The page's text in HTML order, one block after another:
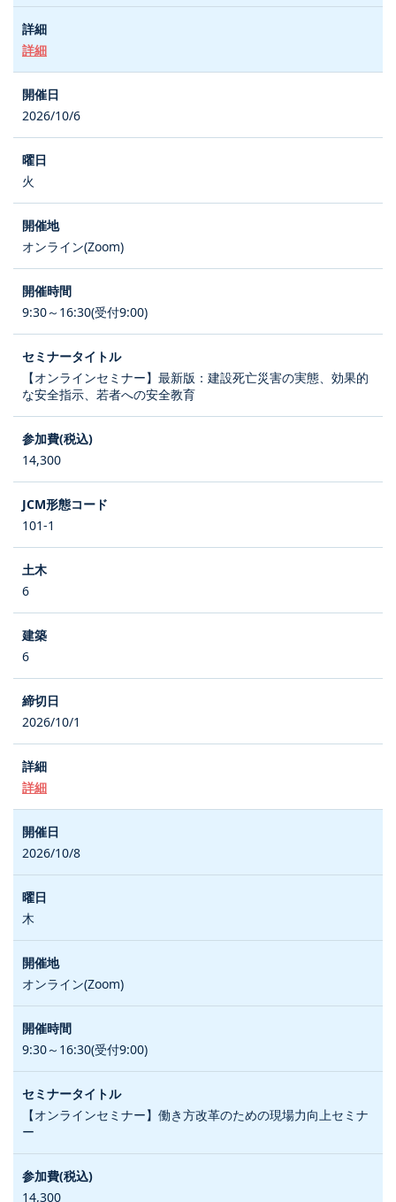
詳細
2026/10/6
火
オンライン(Zoom)
9:30～16:30(受付9:00)
【オンラインセミナー】最新版：建設死亡災害の実態、効果的
な安全指示、若者への安全教育
14,300
101-1
6
6
2026/10/1
詳細
2026/10/8
木
オンライン(Zoom)
9:30～16:30(受付9:00)
【オンラインセミナー】働き方改革のための現場力向上セミナ
ー
14,300